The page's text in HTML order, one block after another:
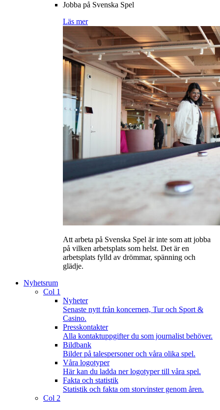
Jobba på Svenska Spel
Läs mer
Att arbeta på Svenska Spel är inte som att jobba
på vilken arbetsplats som helst. Det är en
arbetsplats fylld av drömmar, spänning och
glädje.
Nyhetsrum
Col 1
Nyheter
Senaste nytt från koncernen, Tur och Sport &
Casino.
Presskontakter
Alla kontaktuppgifter du som journalist behöver.
Bildbank
Bilder på talespersoner och våra olika spel.
Våra logotyper
Här kan du ladda ner logotyper till våra spel.
Fakta och statistik
Statistik och fakta om storvinster genom åren.
Col 2